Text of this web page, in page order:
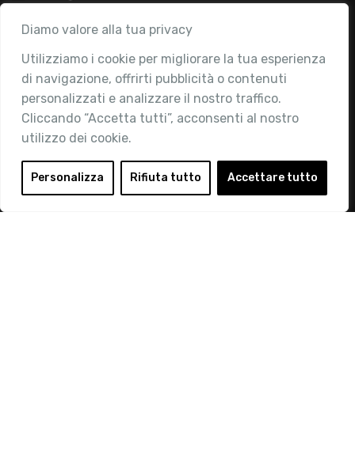
Diamo valore alla tua privacy
Utilizziamo i cookie per migliorare la tua esperienza
di navigazione, offrirti pubblicità o contenuti
personalizzati e analizzare il nostro traffico.
Cliccando “Accetta tutti”, acconsenti al nostro
utilizzo dei cookie.
Personalizza Rifiuta tutto Accettare tutto
Associazione
Chi siamo
Attività
Contatti
Area Riservata
Login
Diventa Socio